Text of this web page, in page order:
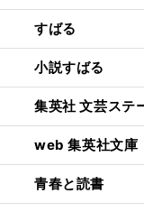
すばる
小説すばる
集英社 文芸ステ
web 集英社文庫
青春と読書